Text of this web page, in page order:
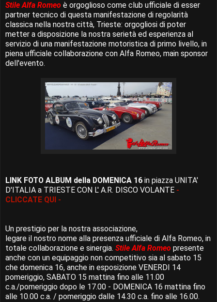
Stile Alfa Romeo è orgoglioso come club ufficiale di esser
partner tecnico di questa manifestazione di regolarità
classica nella nostra città, Trieste: orgogliosi di poter
metter a disposizione la nostra serietà ed esperienza al
servizio di una manifestazione motoristica di primo livello, in
piena ufficiale collaborazione con Alfa Romeo, main sponsor
dell'evento.
LINK FOTO ALBUM della DOMENICA 16 in piazza UNITA'
D'ITALIA a TRIESTE CON L' A.R. DISCO VOLANTE -
CLICCATE QUI -
Un prestigio per la nostra associazione,
legare il nostro nome alla presenza ufficiale di Alfa Romeo, in
totale collaborazione e sinergia. Stile Alfa Romeo presente
anche con un equipaggio non competitivo sia al sabato 15
che domenica 16, anche in esposizione VENERDI 14
pomeriggio, SABATO 15 mattina fino alle 11.00
c.a./pomeriggio dopo le 17.00 - DOMENICA 16 mattina fino
alle 10.00 c.a. / pomeriggio dalle 14.30 c.a. fino alle 16.00.